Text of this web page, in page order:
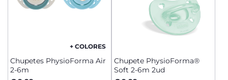
+ COLORES
Chupetes PhysioForma Air
2-6m
Chupete PhysioForma®
Soft 2-6m 2ud